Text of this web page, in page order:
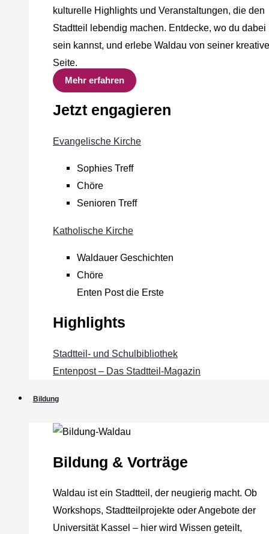
kulturelle Highlights und Veranstaltungen, die den
Stadtteil lebendig machen. Entdecke, wo du dabei
sein kannst, und erlebe Waldau von seiner
Seite.
Mehr erfahren
Jetzt engagieren
Evangelische Kirche
Sophies Treff
Chöre
Senioren Treff
Katholische Kirche
Waldauer Geschichten
Chöre
Enten Post die Erste
Highlights
Stadtteil- und Schulbibliothek
Entenpost – Das Stadtteil-Magazin
Bildung
Bildung & Vorträge
Waldau ist ein Stadtteil, der neugierig macht. Ob
Workshops, Stadtteilprojekte oder Angebote der
Universität Kassel – hier wird Wissen geteilt,